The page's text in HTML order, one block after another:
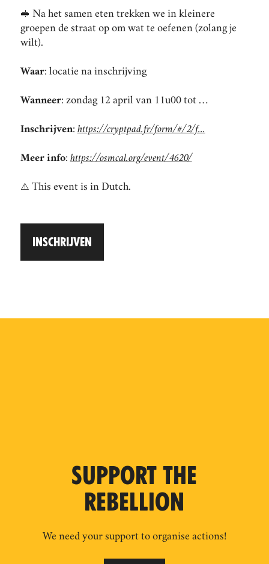
🥪 Na het samen eten trekken we in kleinere
groepen de straat op om wat te oefenen (zolang je
wilt).
Waar: locatie na inschrijving
Wanneer: zondag 12 april van 11u00 tot …
Inschrijven: https://cryptpad.fr/form/#/2/f...
Meer info: https://osmcal.org/event/4620/
⚠️ This event is in Dutch.
INSCHRIJVEN
SUPPORT THE
REBELLION
We need your support to organise actions!